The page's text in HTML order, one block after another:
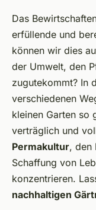
Das
erfüllende und
können wir dies
der Umwelt, den
zugutekommt? In
verschiedenen
kleinen Garten so
verträglich und
Permakultur, den
Schaffung von
konzentrieren.
nachhaltigen